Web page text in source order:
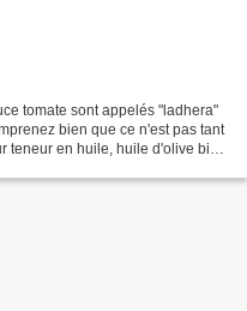
tomate sont appelés "ladhera"
bien que ce n'est pas tant
teneur en huile, huile d'olive bien